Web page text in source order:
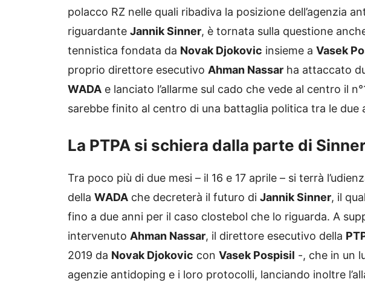
polacco RZ nelle quali ribadiva la posizione dell’agenzia
riguardante Jannik Sinner, è tornata sulla questione
tennistica fondata da Novak Djokovic insieme a Vasek
proprio direttore esecutivo Ahman Nassar ha attaccato
WADA e lanciato l’allarme sul cado che vede al centro il
sarebbe finito al centro di una battaglia politica tra le due
La PTPA si schiera dalla parte di
Tra poco più di due mesi – il 16 e 17 aprile – si terrà
della WADA che decreterà il futuro di Jannik Sinner, il
fino a due anni per il caso clostebol che lo riguarda. A
intervenuto Ahman Nassar, il direttore esecutivo della
2019 da Novak Djokovic con Vasek Pospisil -, che in un
agenzie antidoping e i loro protocolli, lanciando inoltre